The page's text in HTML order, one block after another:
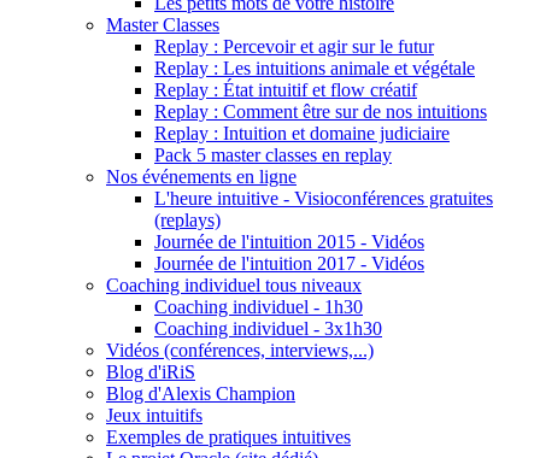
Master Classes
Replay : Percevoir et agir sur le futur
Replay : Les intuitions animale et végétale
Replay : État intuitif et flow créatif
Replay : Comment être sur de nos intuitions
Replay : Intuition et domaine judiciaire
Pack 5 master classes en replay
Nos événements en ligne
L'heure intuitive - Visioconférences gratuites
(replays)
Journée de l'intuition 2015 - Vidéos
Journée de l'intuition 2017 - Vidéos
Coaching individuel tous niveaux
Coaching individuel - 1h30
Coaching individuel - 3x1h30
Vidéos (conférences, interviews,...)
Blog d'iRiS
Blog d'Alexis Champion
Jeux intuitifs
Exemples de pratiques intuitives